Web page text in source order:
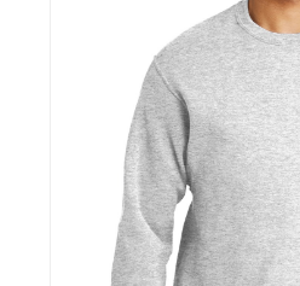
Sombrillas y Paraguas
Suculentas
Tecnologia
Xiaomi